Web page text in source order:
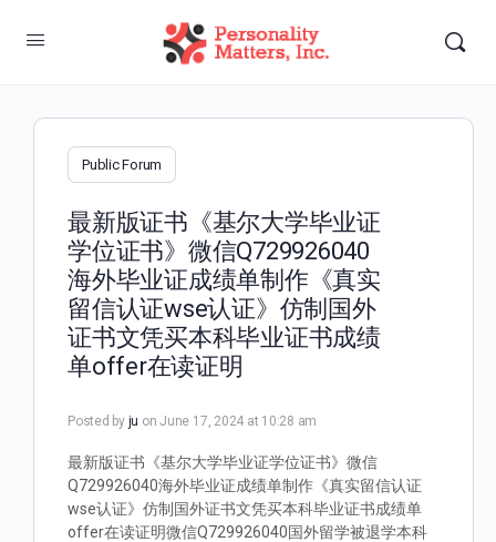
Public Forum
最新版证书《基尔大学毕业证
学位证书》微信Q729926040
海外毕业证成绩单制作《真实
留信认证wse认证》仿制国外
证书文凭买本科毕业证书成绩
单offer在读证明
Posted by ju on June 17, 2024 at 10:28 am
最新版证书《基尔大学毕业证学位证书》微信
Q729926040海外毕业证成绩单制作《真实留信认证
wse认证》仿制国外证书文凭买本科毕业证书成绩单
offer在读证明微信Q729926040国外留学被退学本科